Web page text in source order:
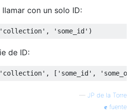
llamar con un solo ID:
de ID:
— JP de la Torre
fuente